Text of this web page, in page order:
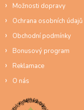
Možnosti dopravy
Ochrana osobních údajů
Obchodní podmínky
Bonusový program
Reklamace
O nás